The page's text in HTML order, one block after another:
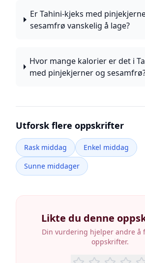
Er Tahini-kjeks med
sesamfrø vanskelig å lage?
Hvor mange kalorier er det i
med pinjekjerner og
Utforsk flere oppskrifter
Rask middag
Enkel middag
Sunne middager
Likte du denne
Din vurdering hjelper andre å
oppskrifter.